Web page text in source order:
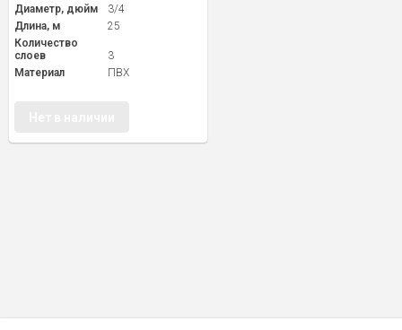
Диаметр, дюйм
3/4
Длина, м
25
Количество
слоев
3
Материал
ПВХ